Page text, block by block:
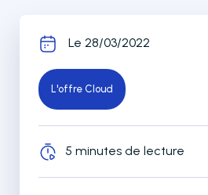
Le 28/03/2022
L'offre Cloud
5 minutes de lecture